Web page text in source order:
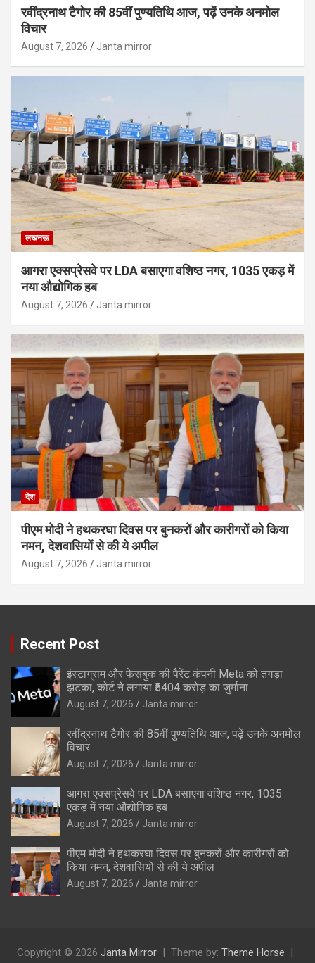
रवींद्रनाथ टैगोर की 85वीं पुण्यतिथि आज, पढ़ें उनके अनमोल
विचार
August 7, 2026 Janta mirror
लखनऊ
आगरा एक्सप्रेसवे पर LDA बसाएगा वशिष्ठ नगर, 1035 एकड़ में
नया औद्योगिक हब
August 7, 2026 Janta mirror
देश
पीएम मोदी ने हथकरघा दिवस पर बुनकरों और कारीगरों को किया
नमन, देशवासियों से की ये अपील
August 7, 2026 Janta mirror
Recent Post
इंस्टाग्राम और फेसबुक की पैरेंट कंपनी Meta को तगड़ा
झटका, कोर्ट ने लगाया ₹5404 करोड़ का जुर्माना
August 7, 2026 Janta mirror
रवींद्रनाथ टैगोर की 85वीं पुण्यतिथि आज, पढ़ें उनके अनमोल
विचार
August 7, 2026 Janta mirror
आगरा एक्सप्रेसवे पर LDA बसाएगा वशिष्ठ नगर, 1035
एकड़ में नया औद्योगिक हब
August 7, 2026 Janta mirror
पीएम मोदी ने हथकरघा दिवस पर बुनकरों और कारीगरों को
किया नमन, देशवासियों से की ये अपील
August 7, 2026 Janta mirror
Copyright © 2026 Janta Mirror Theme by: Theme Horse